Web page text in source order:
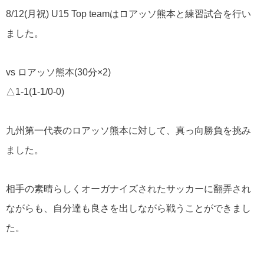
8/12(月祝) U15 Top teamはロアッソ熊本と練習試合を行い
ました。
vs ロアッソ熊本(30分×2)
△1-1(1-1/0-0)
九州第一代表のロアッソ熊本に対して、真っ向勝負を挑み
ました。
相手の素晴らしくオーガナイズされたサッカーに翻弄され
ながらも、自分達も良さを出しながら戦うことができまし
た。